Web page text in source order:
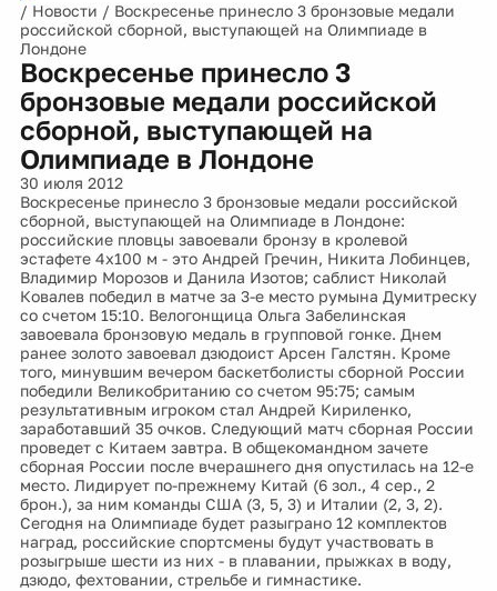
/ Новости / Воскресенье принесло 3 бронзовые медали
российской сборной, выступающей на Олимпиаде в
Лондоне
Воскресенье принесло 3
бронзовые медали российской
сборной, выступающей на
Олимпиаде в Лондоне
30 июля 2012
Воскресенье принесло 3 бронзовые медали российской
сборной, выступающей на Олимпиаде в Лондоне:
российские пловцы завоевали бронзу в кролевой
эстафете 4x100 м - это Андрей Гречин, Никита Лобинцев,
Владимир Морозов и Данила Изотов; саблист Николай
Ковалев победил в матче за 3-е место румына Думитреску
со счетом 15:10. Велогонщица Ольга Забелинская
завоевала бронзовую медаль в групповой гонке. Днем
ранее золото завоевал дзюдоист Арсен Галстян. Кроме
того, минувшим вечером баскетболисты сборной России
победили Великобританию со счетом 95:75; самым
результативным игроком стал Андрей Кириленко,
заработавший 35 очков. Следующий матч сборная России
проведет с Китаем завтра. В общекомандном зачете
сборная России после вчерашнего дня опустилась на 12-е
место. Лидирует по-прежнему Китай (6 зол., 4 сер., 2
брон.), за ним команды США (3, 5, 3) и Италии (2, 3, 2).
Сегодня на Олимпиаде будет разыграно 12 комплектов
наград, российские спортсмены будут участвовать в
розыгрыше шести из них - в плавании, прыжках в воду,
дзюдо, фехтовании, стрельбе и гимнастике.